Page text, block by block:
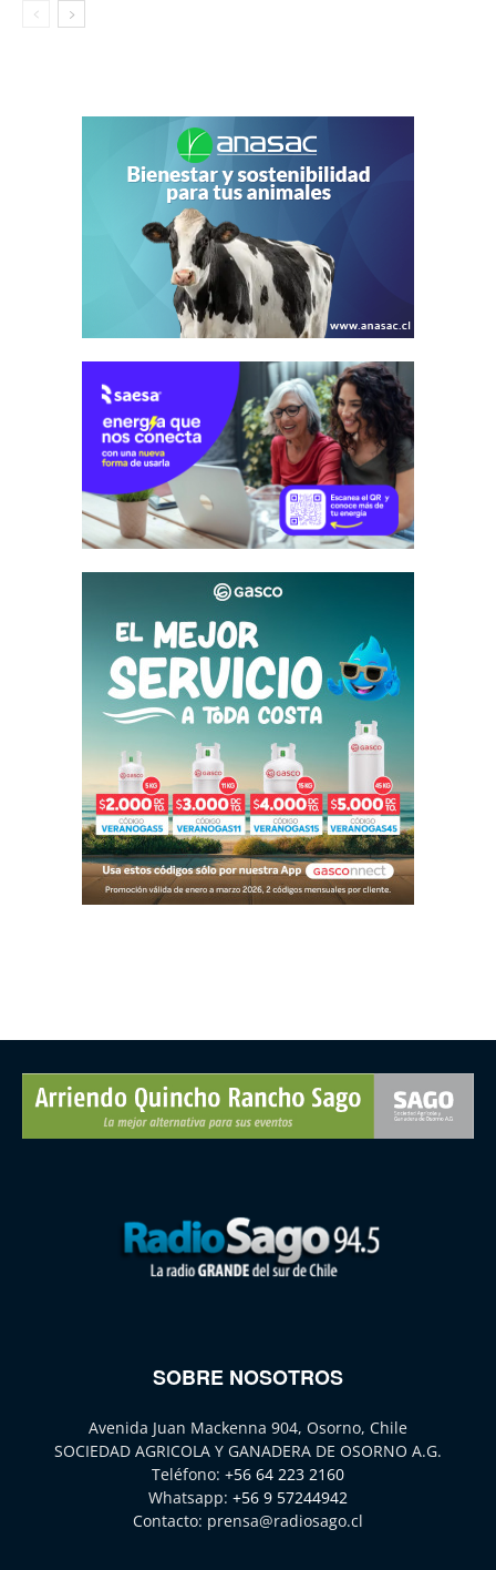
SOBRE NOSOTROS
Avenida Juan Mackenna 904, Osorno, Chile
SOCIEDAD AGRICOLA Y GANADERA DE OSORNO A.G.
Teléfono: +56 64 223 2160
Whatsapp: +56 9 57244942
Contacto: prensa@radiosago.cl